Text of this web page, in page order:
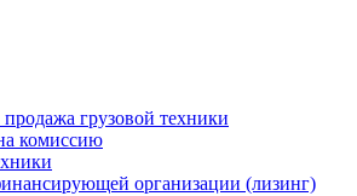
грузовой техники
комиссию
организации (лизинг)